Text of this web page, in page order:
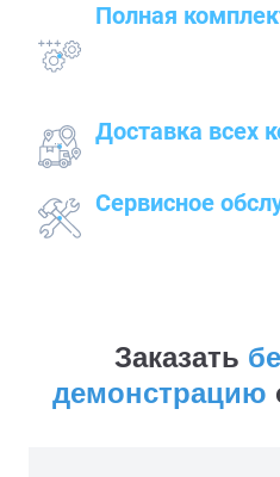
Полная
Доставка всех
Сервисное
Заказать
демонстрацию